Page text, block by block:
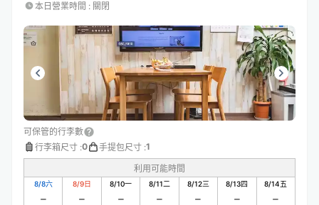
本日營業時間 : 關閉
可保管的行李數
行李箱尺寸 :0 手提包尺寸 :1
利用可能時間
8/8六 8/9日 8/10一 8/11二 8/12三 8/13四 8/14五